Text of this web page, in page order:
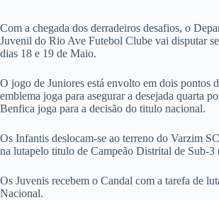
Com a chegada dos derradeiros desafios, o
Juvenil do Rio Ave Futebol Clube vai disputar
dias 18 e 19 de Maio.
O jogo de Juniores está envolto em dois pontos
emblema joga para asegurar a desejada quarta
Benfica joga para a decisão do titulo nacional.
Os Infantis deslocam-se ao terreno do Varzim
na lutapelo titulo de Campeão Distrital de Sub-3
Os Juvenis recebem o Candal com a tarefa de
Nacional.